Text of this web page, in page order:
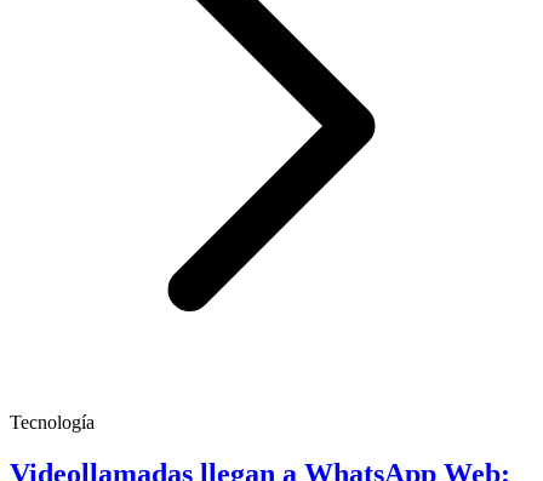
Tecnología
Videollamadas llegan a WhatsApp Web: